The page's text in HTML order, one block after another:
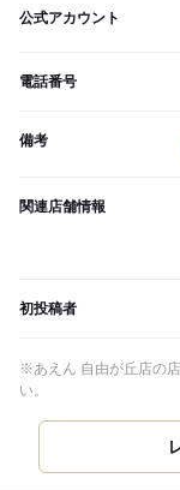
公式アカウント
電話番号
備考
関連店舗情報
初投稿者
※あえん 自由が丘店の
い。